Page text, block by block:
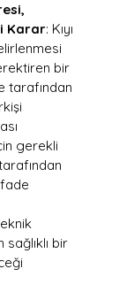
Karar: Kıyı
bir
tarafından
gerekli
bir